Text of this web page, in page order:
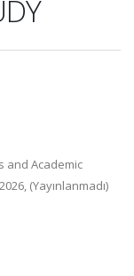
and Academic
(Yayınlanmadı)